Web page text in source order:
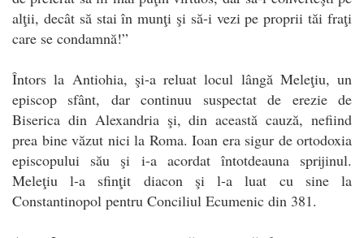
alţii, decât să stai în munţi şi să-i vezi pe proprii tăi fraţi
care se condamnă!”
Întors la Antiohia, şi-a reluat locul lângă Meleţiu, un
episcop sfânt, dar continuu suspectat de erezie de
Biserica din Alexandria şi, din această cauză, nefiind
prea bine văzut nici la Roma. Ioan era sigur de ortodoxia
episcopului său şi i-a acordat întotdeauna sprijinul.
Meleţiu l-a sfinţit diacon şi l-a luat cu sine la
Constantinopol pentru Conciliul Ecumenic din 381.